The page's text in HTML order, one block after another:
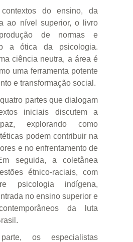
do ensino, da
ao nível superior, o livro
de normas e
a ótica da psicologia.
ciência neutra, a área é
uma ferramenta potente
e transformação social.
partes que dialogam
iniciais discutem a
explorando como
podem contribuir na
e no enfrentamento de
seguida, a coletânea
étnico-raciais, com
psicologia indígena,
no ensino superior e
da luta
os especialistas